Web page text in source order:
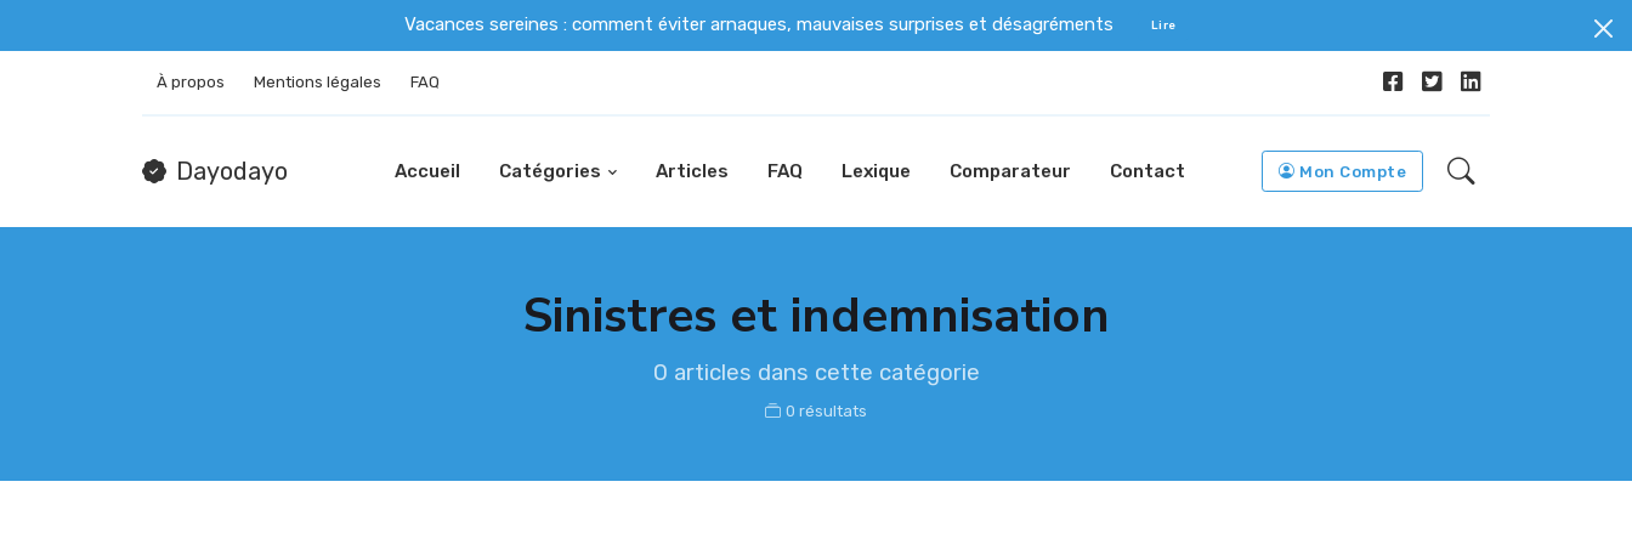
Vacances sereines : comment éviter arnaques, mauvaises surprises et désagréments Lire
À propos Mentions légales FAQ
Dayodayo Accueil Catégories Articles FAQ Lexique Comparateur Contact Mon Compte
Sinistres et indemnisation
0 articles dans cette catégorie
0 résultats